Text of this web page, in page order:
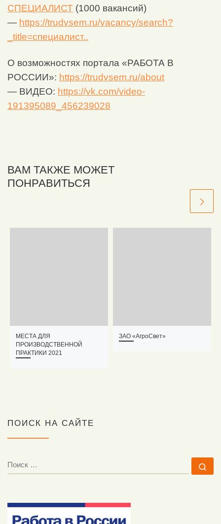
СПЕЦИАЛИСТ (1000 вакансий)
— https://trudvsem.ru/vacancy/search?
_title=специалист..
О возможностях портала «РАБОТА В
РОССИИ»: https://trudvsem.ru/about
— ВИДЕО: https://vk.com/video-
191395089_456239028
ВАМ ТАКЖЕ МОЖЕТ
ПОНРАВИТЬСЯ
МЕСТА ДЛЯ
ПРОИЗВОДСТВЕННОЙ
ПРАКТИКИ 2021
ЗАО «АгроСвет»
ПОИСК НА САЙТЕ
ПОИСК